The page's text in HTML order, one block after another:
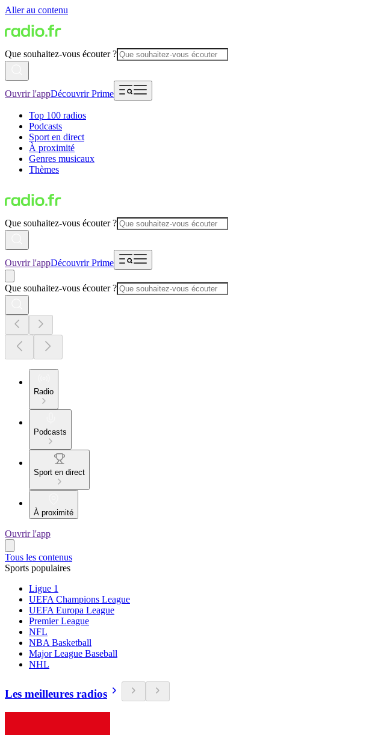
Aller au contenu
Que souhaitez-vous écouter ?
Ouvrir l'appDécouvrir Prime
Top 100 radios
Podcasts
Sport en direct
À proximité
Genres musicaux
Thèmes
Que souhaitez-vous écouter ?
Ouvrir l'appDécouvrir Prime
Que souhaitez-vous écouter ?
Radio
Podcasts
Sport en direct
À proximité
Ouvrir l'app
Tous les contenus
Sports populaires
Ligue 1
UEFA Champions League
UEFA Europa League
Premier League
NFL
NBA Basketball
Major League Baseball
NHL
Les meilleures radios